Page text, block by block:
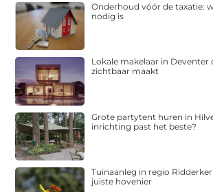
Onderhoud vóór de taxatie:
nodig is
Lokale makelaar in
zichtbaar maakt
Grote partytent huren in
inrichting past het beste?
Tuinaanleg in regio
juiste hovenier